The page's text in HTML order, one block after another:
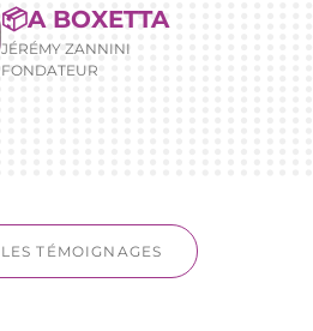
📦A BOXETTA
JÉRÉMY ZANNINI
FONDATEUR
TÉMOIGNAGES